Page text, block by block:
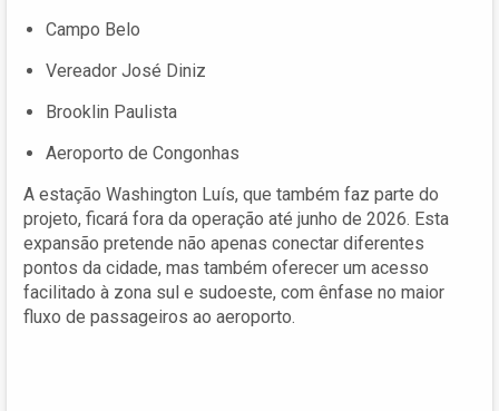
Campo Belo
Vereador José Diniz
Brooklin Paulista
Aeroporto de Congonhas
A estação Washington Luís, que também faz parte do
projeto, ficará fora da operação até junho de 2026. Esta
expansão pretende não apenas conectar diferentes
pontos da cidade, mas também oferecer um acesso
facilitado à zona sul e sudoeste, com ênfase no maior
fluxo de passageiros ao aeroporto.